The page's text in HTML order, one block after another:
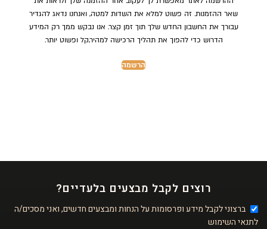
שאר ההזמנות. זה פשוט למלא את השדות למטה, ואנחנו נדאג להגדיר
עבורך את החשבון החדש שלך תוך זמן קצר. אנו נבקש ממך רק המידע
הדרוש כדי להפוך את תהליך הרכישה למהיר,קל ופשוט יותר.
הרשמה
רוצים לקבל מבצעים בלעדיים?
ברצוני לקבל מידע ופרסומות על הנחות ומבצעים חדשים, ואני מסכים/ה
לתנאי השימוש